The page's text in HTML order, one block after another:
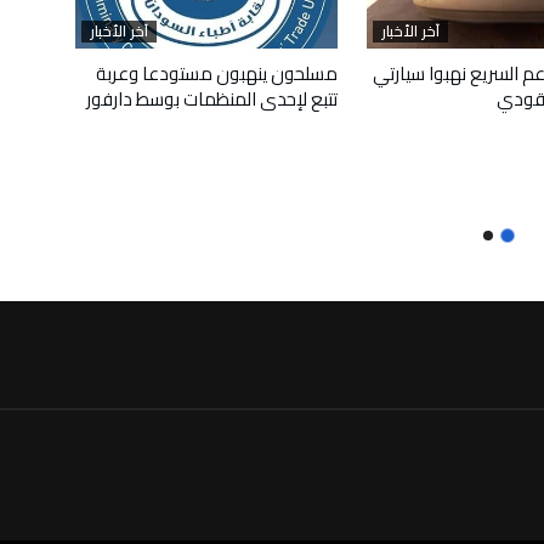
آخر الأخبار
السريع نهبوا سيارتي
آخر الأخبار
مسلحون ينهبون مستودعا وعربة
تتبع لإحدى المنظمات بوسط دارفور